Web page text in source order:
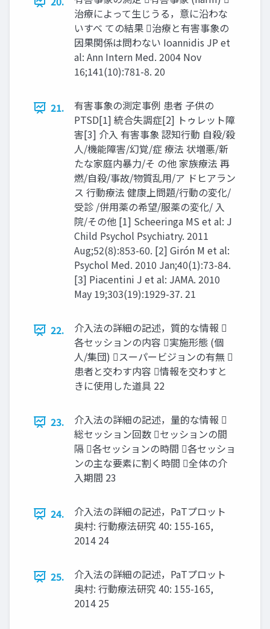
治療によって生じうる，意に沿わな
いすべ ての結果 治療と有害事象の
因果関係は問わない Ioannidis JP et
al: Ann Intern Med. 2004 Nov
16;141(10):781-8. 20
21.
有害事象の測定事例 患者 子供の
PTSD[1] 統合失調症[2] トゥレット障
害[3] 介入 有害事象 認知⾏動 自殺/殺
人/機能障害/幻覚/症 療法 状増悪/新
たな家庭内暴⼒/そ の他 家族療法 再
燃/自殺/事故/物質乱用/ア ドヒアラン
ス ⾏動療法 健康上問題/⾏動の変化/
受診 /併用薬の希望/服薬の変化/ 入
院/その他 [1] Scheeringa MS et al: J
Child Psychol Psychiatry. 2011
Aug;52(8):853-60. [2] Girón M et al:
Psychol Med. 2010 Jan;40(1):73-84.
[3] Piacentini J et al: JAMA. 2010
May 19;303(19):1929-37. 21
22.
介入法の詳細の記述，質的な情報 
各セッションの内容 実施形態 (個
人/集団) スーパービジョンの有無 
患者と交わす内容 情報を交わすと
きに使用した道具 22
23.
介入法の詳細の記述，量的な情報 
総セッション回数 セッションの間
隔 各セッションの時間 各セッショ
ンの主な要素に割く時間 全体の介
入期間 23
24.
介入法の詳細の記述，PaTプロット
奥村: ⾏動療法研究 40: 155-165,
2014 24
25.
介入法の詳細の記述，PaTプロット
奥村: ⾏動療法研究 40: 155-165,
2014 25